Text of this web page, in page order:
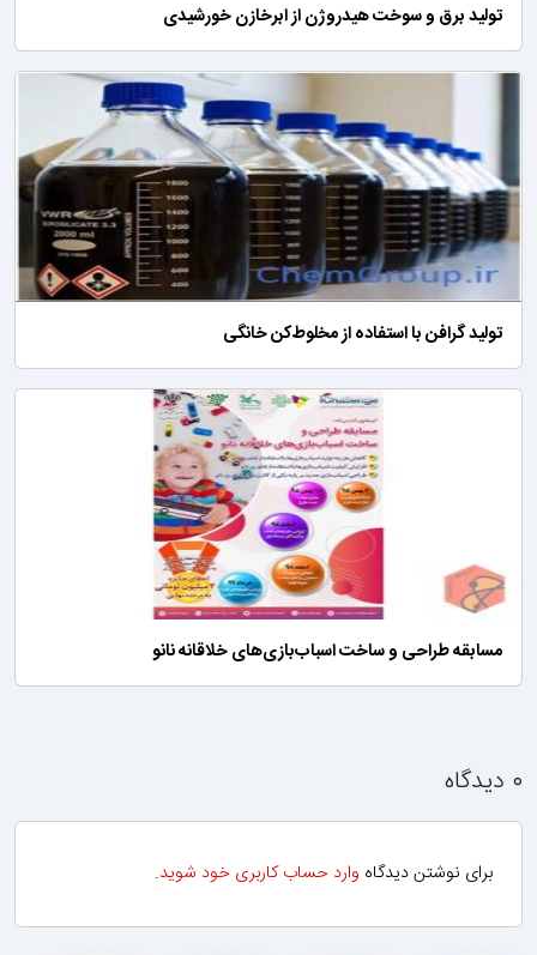
تولید برق و سوخت هیدروژن از ابرخازن خورشیدی
تولید گرافن با استفاده از مخلوط‌کن خانگی
مسابقه طراحی و ساخت اسباب‌بازی‌های خلاقانه نانو
۰ دیدگاه
برای نوشتن دیدگاه وارد حساب کاربری خود شوید.